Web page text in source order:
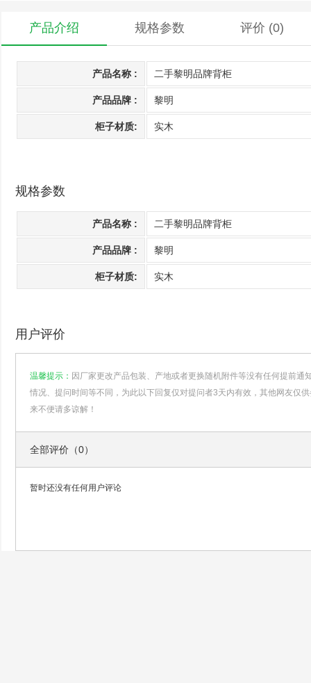
产品介绍 规格参数 评价 (0)
产品名称 : 二手黎明品牌背柜
产品品牌 : 黎明
柜子材质: 实木
规格参数
产品名称 : 二手黎明品牌背柜
产品品牌 : 黎明
柜子材质: 实木
用户评价
温馨提示： 因厂家更改产品包装、产地或者更换随机附件等没有任何提前通
情况、提问时间等不同，为此以下回复仅对提问者3天内有效，其他网友仅
来不便请多谅解！
全部评价（0）
暂时还没有任何用户评论